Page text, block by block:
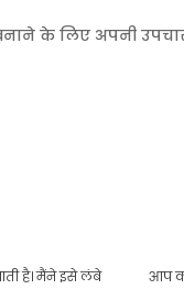
के लिए अपनी उपचार
है, जब मुझे लिवर